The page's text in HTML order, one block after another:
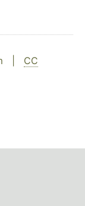
| CC